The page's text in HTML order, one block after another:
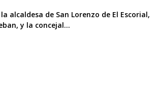
alcaldesa de San Lorenzo de El Escorial,
y la concejal…